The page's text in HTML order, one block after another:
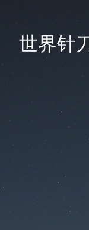
世界针